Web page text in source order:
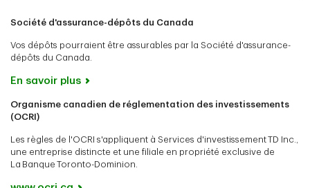
Société d'assurance-dépôts du Canada
Vos dépôts pourraient être assurables par la Société d'assurance-
dépôts du Canada.
En savoir plus
Organisme canadien de réglementation des investissements
(OCRI)
Les règles de l'OCRI s'appliquent à Services d'investissement TD Inc.,
une entreprise distincte et une filiale en propriété exclusive de
La Banque Toronto-Dominion.